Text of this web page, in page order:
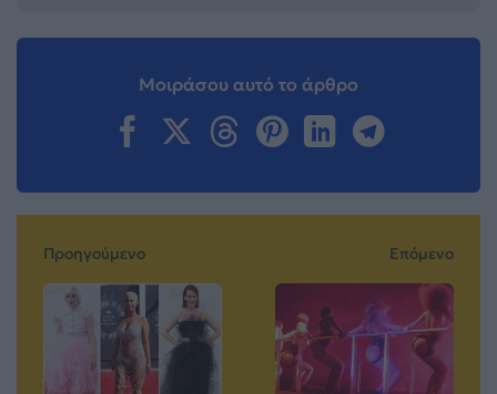
Μοιράσου αυτό το άρθρο
Προηγούμενο Επόμενο